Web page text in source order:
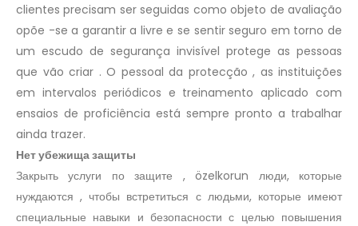
clientes precisam ser seguidas como objeto de avaliação
opõe -se a garantir a livre e se sentir seguro em torno de
um escudo de segurança invisível protege as pessoas
que vão criar . O pessoal da protecção , as instituições
em intervalos periódicos e treinamento aplicado com
ensaios de proficiência está sempre pronto a trabalhar
ainda trazer.
Нет убежища защиты
Закрыть услуги по защите , özelkorun люди, которые
нуждаются , чтобы встретиться с людьми, которые имеют
специальные навыки и безопасности с целью повышения